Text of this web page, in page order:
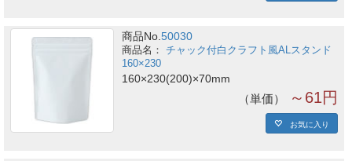
商品No.50030
チャック付白クラフト風ALスタンド
160×230
160×230(200)×70mm
単価 ～61円
お気に入り